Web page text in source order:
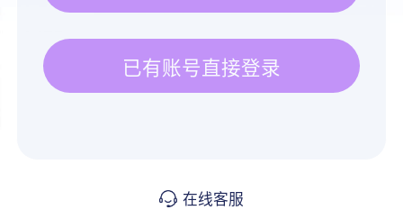
已有账号直接登录
在线客服